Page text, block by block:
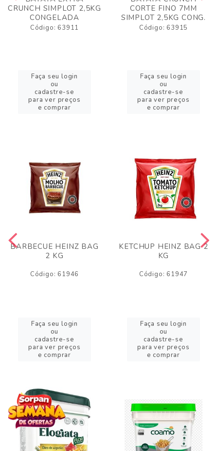
CRUNCH SIMPLOT 2,5KG
CONGELADA
Código: 63911
Faça seu login
ou
cadastre-se
para ver preços
e comprar
CORTE FINO 7MM
SIMPLOT 2,5KG CONG.
Código: 63915
Faça seu login
ou
cadastre-se
para ver preços
e comprar
BARBECUE HEINZ BAG
2 KG
Código: 61946
Faça seu login
ou
cadastre-se
para ver preços
e comprar
KETCHUP HEINZ BAG 2
KG
Código: 61947
Faça seu login
ou
cadastre-se
para ver preços
e comprar